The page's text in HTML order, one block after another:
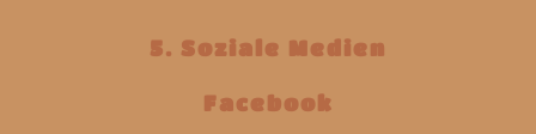
5. Soziale Medien
Facebook